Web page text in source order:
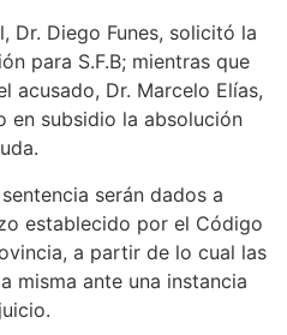
Dr. Diego Funes, solicitó la
para S.F.B; mientras que
acusado, Dr. Marcelo Elías,
en subsidio la absolución
serán dados a
establecido por el Código
a partir de lo cual las
misma ante una instancia